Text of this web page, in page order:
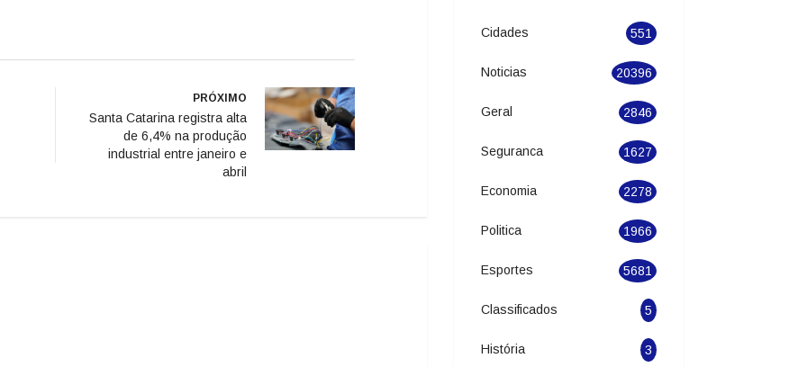
PRÓXIMO
Santa Catarina registra alta
de 6,4% na produção
industrial entre janeiro e
abril
Categories
Cidades 551
Noticias 20396
Geral 2846
Seguranca 1627
Economia 2278
Politica 1966
Esportes 5681
Classificados 5